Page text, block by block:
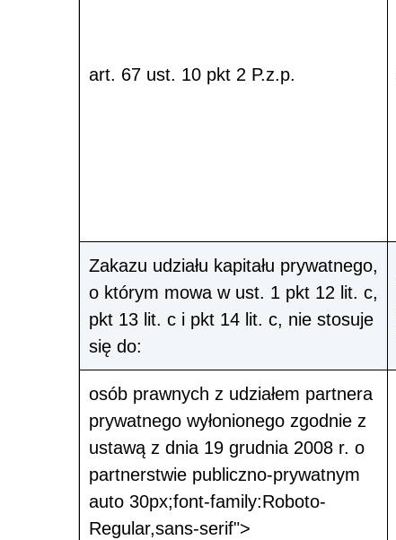
art. 67 ust. 10 pkt 2 P.z.p.
Zakazu udziału kapitału prywatnego,
o którym mowa w ust. 1 pkt 12 lit. c,
pkt 13 lit. c i pkt 14 lit. c, nie stosuje
się do:
osób prawnych z udziałem partnera
prywatnego wyłonionego zgodnie z
ustawą z dnia 19 grudnia 2008 r. o
partnerstwie publiczno-prywatnym
auto 30px;font-family:Roboto-
Regular,sans-serif">